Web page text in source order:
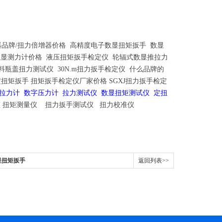
牌/扭力倍增器价格 高精度电子数显扭矩扳手 数显
测力计价格 液压扭矩扳手检定仪 轮辐式数显推拉力
瓶盖扭力测试仪 30N.m扭力扳手检定仪 什么品牌的
扭矩扳手 扭矩扳手检定仪厂家价格 SGXJ扭力扳手检定
力计 数字压力计 拉力测试仪 数显扭矩测试仪 定扭
扭矩测量仪 扭力扳手测试仪 扭力校准仪
扭矩扳手 返回列表>>